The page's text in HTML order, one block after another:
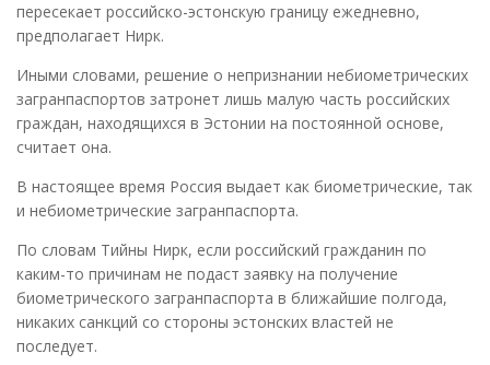
пересекает российско-эстонскую границу ежедневно,
предполагает Нирк.
Иными словами, решение о непризнании небиометрических
загранпаспортов затронет лишь малую часть российских
граждан, находящихся в Эстонии на постоянной основе,
считает она.
В настоящее время Россия выдает как биометрические, так
и небиометрические загранпаспорта.
По словам Тийны Нирк, если российский гражданин по
каким-то причинам не подаст заявку на получение
биометрического загранпаспорта в ближайшие полгода,
никаких санкций со стороны эстонских властей не
последует.